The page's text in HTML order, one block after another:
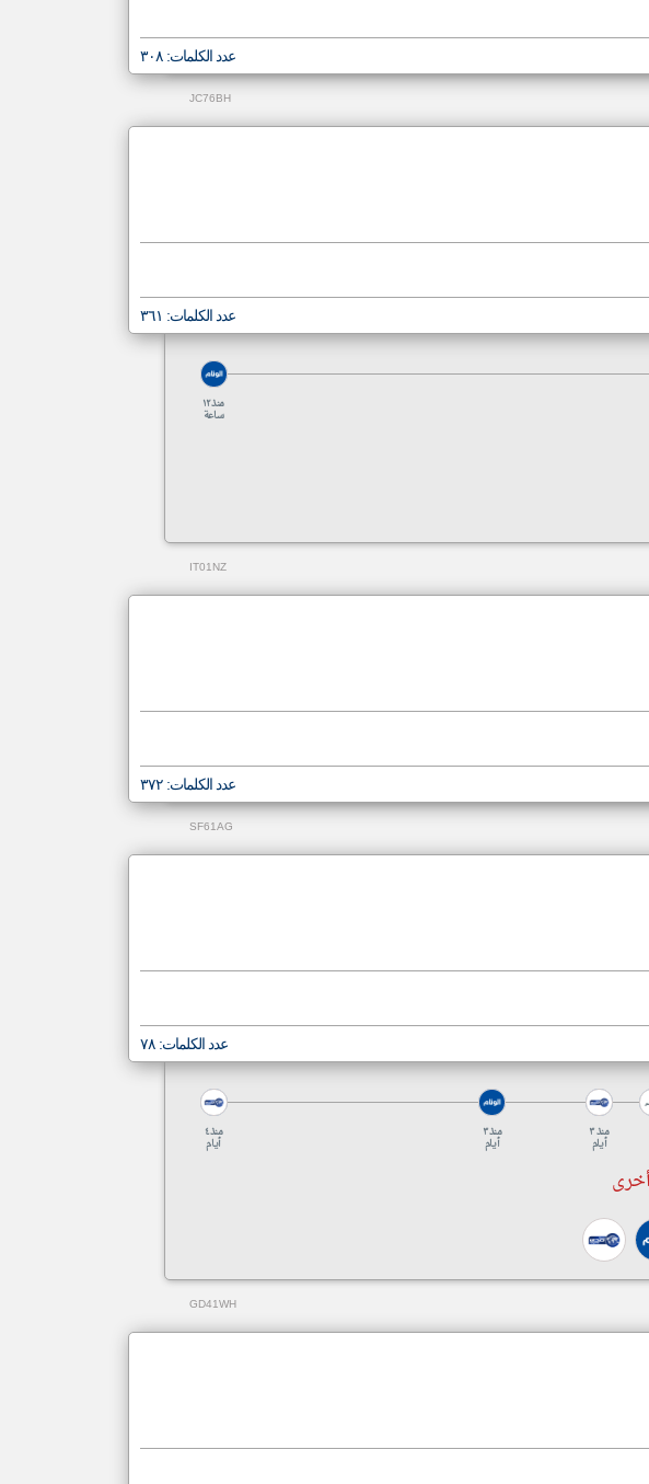
عدد الكلمات: ٣٠٨
JC76BH
عدد الكلمات: ٣٦١
منذ ١٢
ساعة
IT01NZ
عدد الكلمات: ٣٧٢
SF61AG
عدد الكلمات: ٧٨
منذ ٤
أيام
منذ ٣
أيام
منذ ٣
أيام
GD41WH